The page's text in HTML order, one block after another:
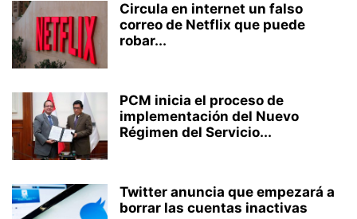
Circula en internet un falso
correo de Netflix que puede
robar...
PCM inicia el proceso de
implementación del Nuevo
Régimen del Servicio...
Twitter anuncia que empezará a
borrar las cuentas inactivas